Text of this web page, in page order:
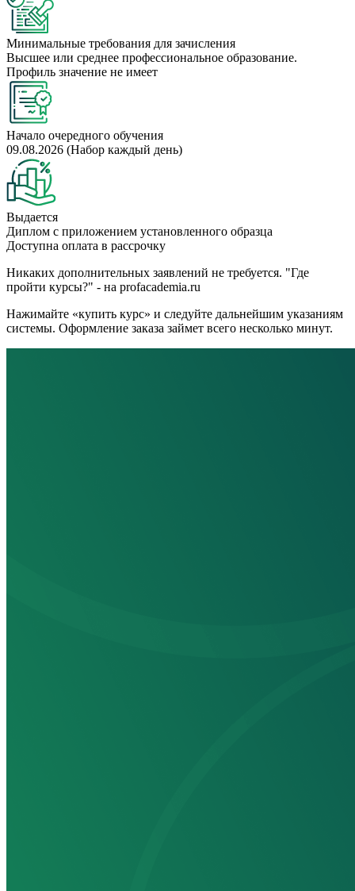
Минимальные требования для зачисления
Высшее или среднее профессиональное образование.
Профиль значение не имеет
Начало очередного обучения
09.08.2026 (Набор каждый день)
Выдается
Диплом с приложением установленного образца
Доступна оплата в рассрочку
Никаких дополнительных заявлений не требуется. "Где
пройти курсы?" - на profacademia.ru
Нажимайте «купить курс» и следуйте дальнейшим указаниям
системы. Оформление заказа займет всего несколько минут.